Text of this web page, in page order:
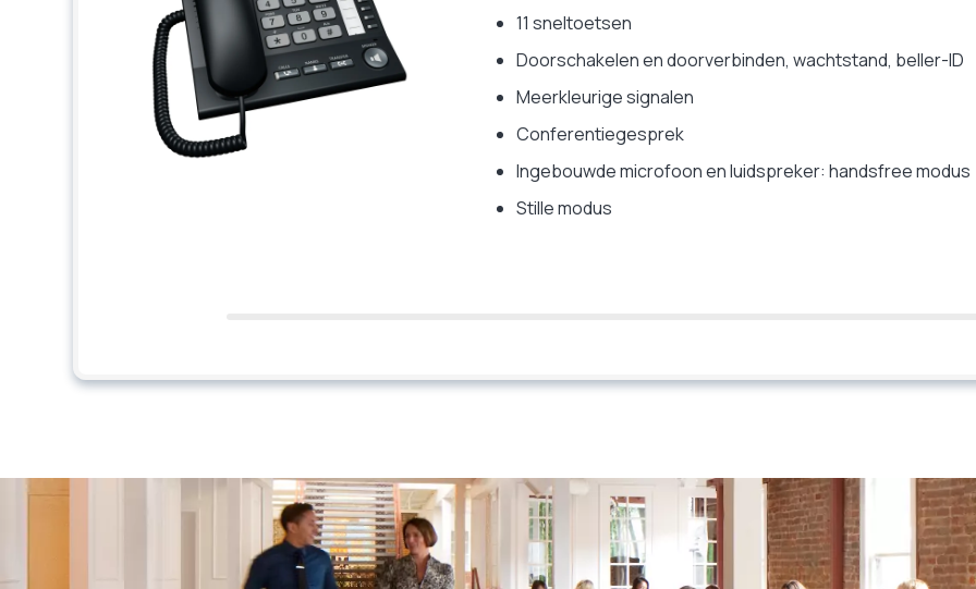
11 sneltoetsen
Doorschakelen en doorverbinden, wachtstand, beller-ID
Meerkleurige signalen
Conferentiegesprek
Ingebouwde microfoon en luidspreker: handsfree modus
Stille modus